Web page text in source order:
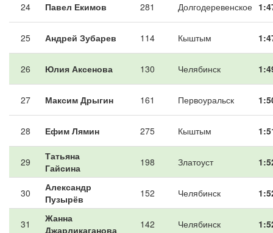
24 Павел Екимов 281 Долгодеревенское
25 Андрей Зубарев 114 Кыштым
26 Юлия Аксенова 130 Челябинск
27 Максим Дрыгин 161 Первоуральск
28 Ефим Лямин 275 Кыштым
29
Татьяна
Гайсина
198 Златоуст
30
Александр
Пузырёв
152 Челябинск
31
Жанна
Джарликаганова
142 Челябинск